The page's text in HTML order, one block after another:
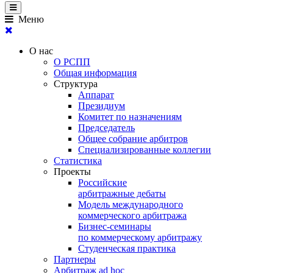
Меню
О нас
О РСПП
Общая информация
Структура
Аппарат
Президиум
Комитет по назначениям
Председатель
Общее собрание арбитров
Специализированные коллегии
Статистика
Проекты
Российские
арбитражные дебаты
Модель международного
коммерческого арбитража
Бизнес-семинары
по коммерческому арбитражу
Студенческая практика
Партнеры
Арбитраж ad hoc